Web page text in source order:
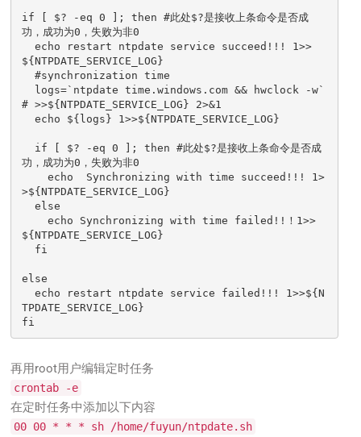
if [ $? -eq 0 ]; then #此处$?是接收上条命令是否成
功，成功为0，失败为非0
  echo restart ntpdate service succeed!!! 1>>
${NTPDATE_SERVICE_LOG}
  #synchronization time
# >>${NTPDATE_SERVICE_LOG} 2>&1
  echo ${logs} 1>>${NTPDATE_SERVICE_LOG}
功，成功为0，失败为非0
    echo  Synchronizing with time succeed!!! 1>
>${NTPDATE_SERVICE_LOG}
  else
    echo Synchronizing with time failed!!！1>>
${NTPDATE_SERVICE_LOG}
else
  echo restart ntpdate service failed!!! 1>>${N
TPDATE_SERVICE_LOG}
fi
再用root用户编辑定时任务
crontab -e
在定时任务中添加以下内容
00 00 * * * sh /home/fuyun/ntpdate.sh